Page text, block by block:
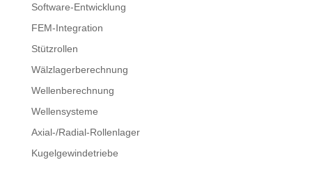
Software-Entwicklung
FEM-Integration
Stützrollen
Wälzlagerberechnung
Wellenberechnung
Wellensysteme
Axial-/Radial-Rollenlager
Kugelgewindetriebe